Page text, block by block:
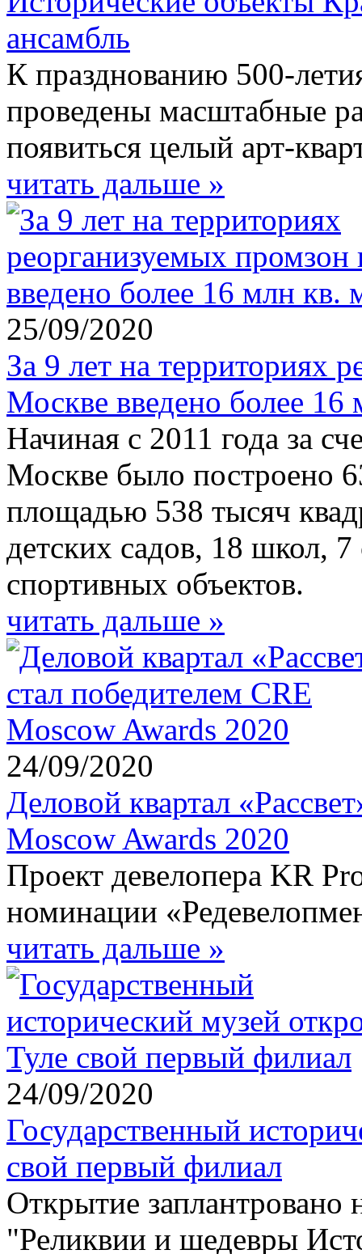
ансамбль
К празднованию 500-
проведены масштабные
появиться целый арт-
читать дальше »
25/09/2020
За 9 лет на территориях
Москве введено более
Начиная с 2011 года за
Москве было построено
площадью 538 тысяч
детских садов, 18 школ,
спортивных объектов.
читать дальше »
24/09/2020
Деловой квартал
Moscow Awards 2020
Проект девелопера KR
номинации
читать дальше »
24/09/2020
Государственный
свой первый филиал
Открытие заплантровано
"Реликвии и шедевры